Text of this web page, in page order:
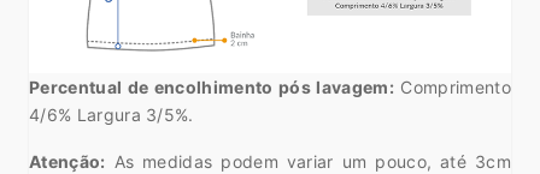
Percentual de encolhimento pós lavagem: Comprimento
4/6% Largura 3/5%.
Atenção: As medidas podem variar um pouco, até 3cm